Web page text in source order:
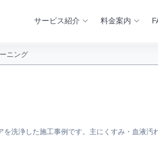
サービス紹介 料金案内
ニング
洗浄した施工事例です。主にくすみ・血液汚